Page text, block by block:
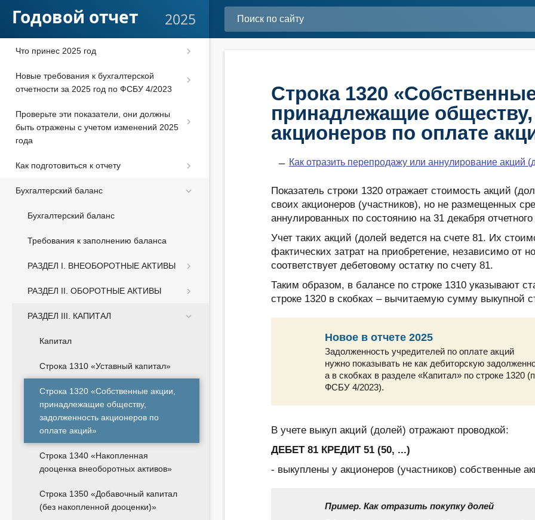
Годовой отчет 2025
Что принес 2025 год
Новые требования к бухгалтерской
отчетности за 2025 год по ФСБУ 4/2023
Проверьте эти показатели, они должны
быть отражены с учетом изменений 2025
года
Как подготовиться к отчету
Бухгалтерский баланс
Бухгалтерский баланс
Требования к заполнению баланса
РАЗДЕЛ I. ВНЕОБОРОТНЫЕ АКТИВЫ
РАЗДЕЛ II. ОБОРОТНЫЕ АКТИВЫ
РАЗДЕЛ III. КАПИТАЛ
Капитал
Строка 1310 «Уставный капитал»
Строка 1320 «Собственные акции,
принадлежащие обществу,
задолженность акционеров по
оплате акций»
Строка 1340 «Накопленная
дооценка внеоборотных активов»
Строка 1350 «Добавочный капитал
(без накопленной дооценки)»
Строка 1320
принадлежащие
акционеров по оплате
Как отразить перепродажу или аннулирование акций
Показатель строки 1320 отражает стоимость акций
своих акционеров (участников), но не размещенных
аннулированных по состоянию на 31 декабря отчетного
Учет таких акций (долей ведется на счете 81. Их
фактических затрат на приобретение, независимо от
соответствует дебетовому остатку по счету 81.
Таким образом, в балансе по строке 1310 указывают
строке 1320 в скобках – вычитаемую сумму выкупной
Новое в отчете 2025
Задолженность учредителей по оплате акций
нужно показывать не как дебиторскую
а в скобках в разделе «Капитал» по строке 1320
ФСБУ 4/2023).
В учете выкуп акций (долей) отражают проводкой:
ДЕБЕТ 81 КРЕДИТ 51 (50, ...)
- выкуплены у акционеров (участников) собственные
Пример. Как отразить покупку долей